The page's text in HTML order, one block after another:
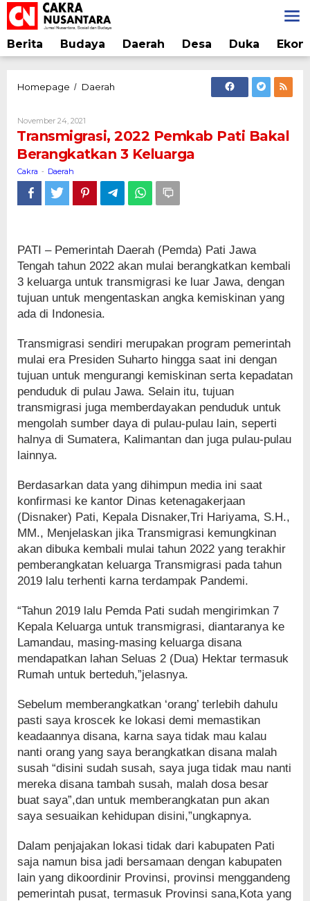
Lewati
ke
konten
Berita Budaya Daerah Desa Duka
Homepage / Daerah
Bakal
Berangkatkan
Keluarga
November 24, 2021
Cakra
Transmigrasi, 2022 Pemkab Pati Bakal
Berangkatkan 3 Keluarga
Cakra - Daerah
PATI – Pemerintah Daerah (Pemda) Pati Jawa
Tengah tahun 2022 akan mulai berangkatkan kembali
3 keluarga untuk transmigrasi ke luar Jawa, dengan
tujuan untuk mengentaskan angka kemiskinan yang
ada di Indonesia.
Transmigrasi sendiri merupakan program pemerintah
mulai era Presiden Suharto hingga saat ini dengan
tujuan untuk mengurangi kemiskinan serta kepadatan
penduduk di pulau Jawa. Selain itu, tujuan
transmigrasi juga memberdayakan penduduk untuk
mengolah sumber daya di pulau-pulau lain, seperti
halnya di Sumatera, Kalimantan dan juga pulau-pulau
lainnya.
Berdasarkan data yang dihimpun media ini saat
konfirmasi ke kantor Dinas ketenagakerjaan
(Disnaker) Pati, Kepala Disnaker,Tri Hariyama, S.H.,
MM., Menjelaskan jika Transmigrasi kemungkinan
akan dibuka kembali mulai tahun 2022 yang terakhir
pemberangkatan keluarga Transmigrasi pada tahun
2019 lalu terhenti karna terdampak Pandemi.
“Tahun 2019 lalu Pemda Pati sudah mengirimkan 7
Kepala Keluarga untuk transmigrasi, diantaranya ke
Lamandau, masing-masing keluarga disana
mendapatkan lahan Seluas 2 (Dua) Hektar termasuk
Rumah untuk berteduh,”jelasnya.
Sebelum memberangkatkan ‘orang’ terlebih dahulu
pasti saya kroscek ke lokasi demi memastikan
keadaannya disana, karna saya tidak mau kalau
nanti orang yang saya berangkatkan disana malah
susah “disini sudah susah, saya juga tidak mau nanti
mereka disana tambah susah, malah dosa besar
buat saya”,dan untuk memberangkatan pun akan
saya sesuaikan kehidupan disini,”ungkapnya.
Dalam penjajakan lokasi tidak dari kabupaten Pati
saja namun bisa jadi bersamaan dengan kabupaten
lain yang dikoordinir Provinsi, provinsi menggandeng
pemerintah pusat, termasuk Provinsi sana,Kota yang